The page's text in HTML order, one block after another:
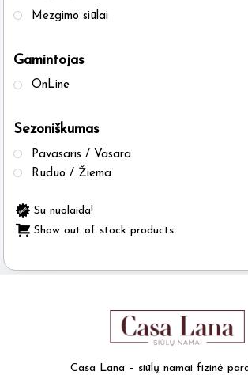
Mezgimo siūlai
Gamintojas
OnLine
Sezoniškumas
Pavasaris / Vasara
Ruduo / Žiema
Su nuolaida!
Show out of stock products
Casa Lana – siūlų namai fizinė